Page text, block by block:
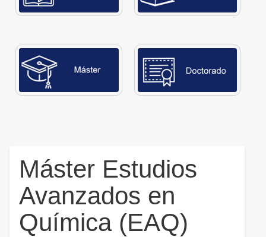
Máster Estudios
Avanzados en
Química (EAQ)